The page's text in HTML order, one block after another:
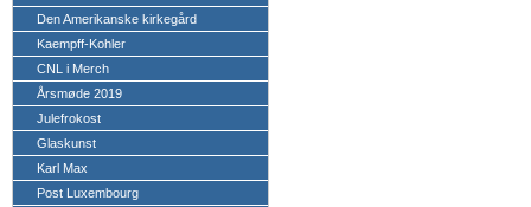
Den Amerikanske kirkegård
Kaempff-Kohler
CNL i Merch
Årsmøde 2019
Julefrokost
Glaskunst
Karl Max
Post Luxembourg